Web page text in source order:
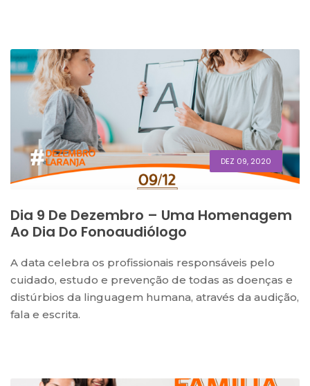
DEZ 09, 2020
Dia 9 De Dezembro – Uma Homenagem
Ao Dia Do Fonoaudiólogo
A data celebra os profissionais responsáveis pelo
cuidado, estudo e prevenção de todas as doenças e
distúrbios da linguagem humana, através da audição,
fala e escrita.